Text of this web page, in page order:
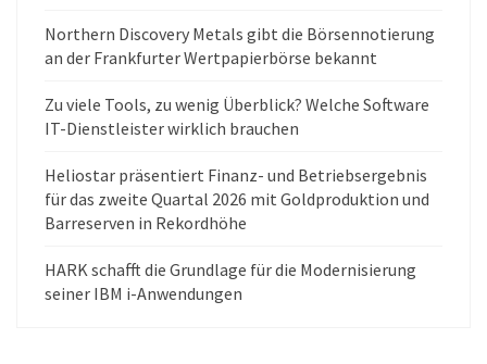
Northern Discovery Metals gibt die Börsennotierung
an der Frankfurter Wertpapierbörse bekannt
Zu viele Tools, zu wenig Überblick? Welche Software
IT-Dienstleister wirklich brauchen
Heliostar präsentiert Finanz- und Betriebsergebnis
für das zweite Quartal 2026 mit Goldproduktion und
Barreserven in Rekordhöhe
HARK schafft die Grundlage für die Modernisierung
seiner IBM i-Anwendungen